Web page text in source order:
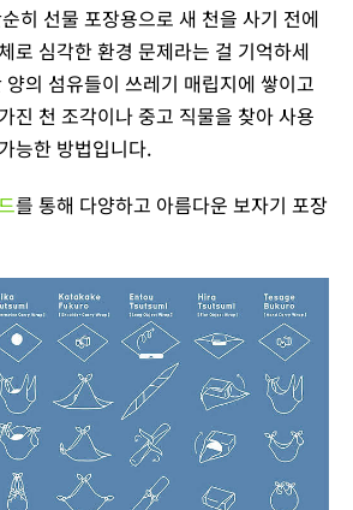
히 선물 포장용으로 새 천을 사기 전에
로 심각한 환경 문제라는 걸 기억하세
의 섬유들이 쓰레기 매립지에 쌓이고
진 천 조각이나 중고 직물을 찾아 사용
능한 방법입니다.
를 통해 다양하고 아름다운 보자기 포장